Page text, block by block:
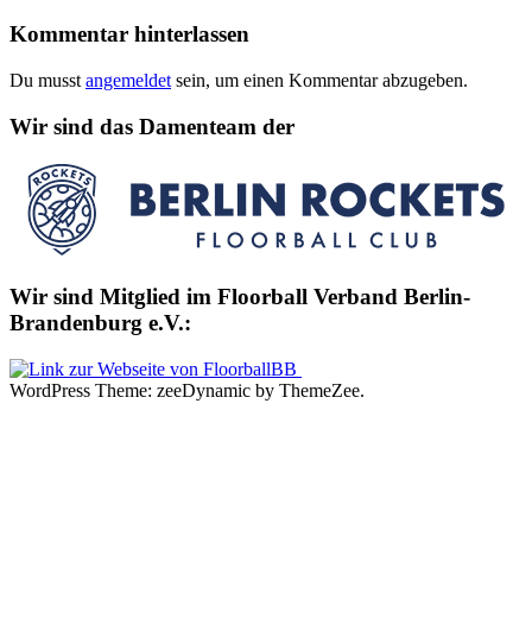
Kommentar hinterlassen
Du musst angemeldet sein, um einen Kommentar abzugeben.
Wir sind das Damenteam der
Wir sind Mitglied im Floorball Verband Berlin-
Brandenburg e.V.:
WordPress Theme: zeeDynamic by ThemeZee.